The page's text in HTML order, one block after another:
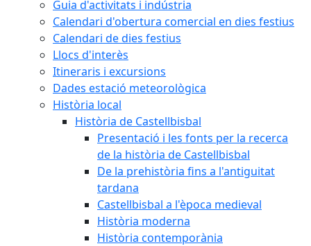
Guia d'activitats i indústria
Calendari d'obertura comercial en dies festius
Calendari de dies festius
Llocs d'interès
Itineraris i excursions
Dades estació meteorològica
Història local
Història de Castellbisbal
Presentació i les fonts per la recerca
de la història de Castellbisbal
De la prehistòria fins a l'antiguitat
tardana
Castellbisbal a l'època medieval
Història moderna
Història contemporània